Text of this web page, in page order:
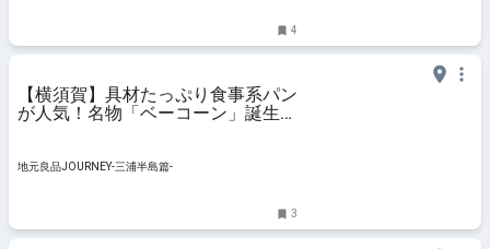
4
【横須賀】具材たっぷり食事系パン
が人気！名物「ベーコーン」誕生の
地元良品JOURNEY-三浦半島篇-
3